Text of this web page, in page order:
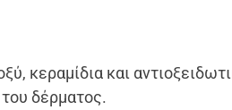
κεραμίδια και
δέρματος.